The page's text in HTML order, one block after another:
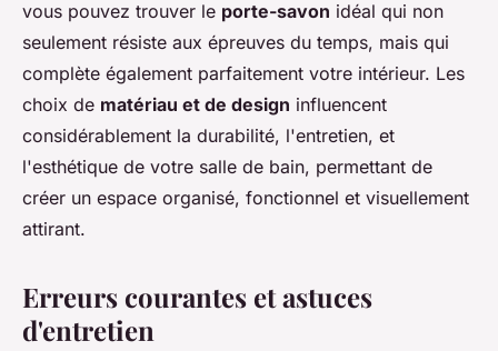
vous pouvez trouver le porte-savon idéal qui non
seulement résiste aux épreuves du temps, mais qui
complète également parfaitement votre intérieur. Les
choix de matériau et de design influencent
considérablement la durabilité, l'entretien, et
l'esthétique de votre salle de bain, permettant de
créer un espace organisé, fonctionnel et visuellement
attirant.
Erreurs courantes et astuces
d'entretien